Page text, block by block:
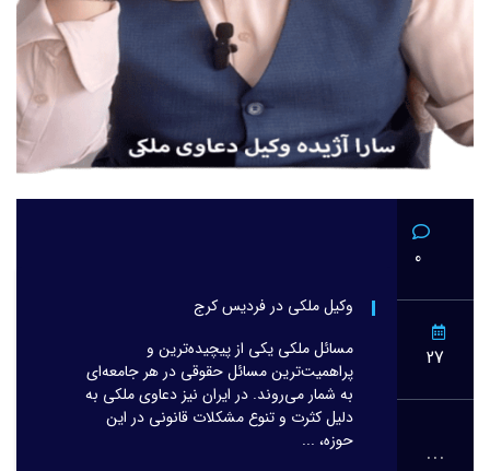
0
27
...
وکیل ملکی در فردیس کرج
مسائل ملکی یکی از پیچیده‌ترین و
پراهمیت‌ترین مسائل حقوقی در هر جامعه‌ای
به شمار می‌روند. در ایران نیز دعاوی ملکی به
دلیل کثرت و تنوع مشکلات قانونی در این
حوزه، ...